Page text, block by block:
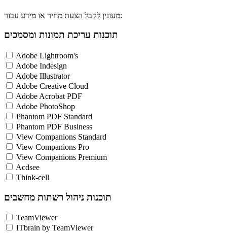
מעונין לקבל הצעת מחיר או מידע עבור:
תוכנות עריכת תמונות ומסמכים
Adobe Lightroom's
Adobe Indesign
Adobe Illustrator
Adobe Creative Cloud
Adobe Acrobat PDF
Adobe PhotoShop
Phantom PDF Standard
Phantom PDF Business
View Companions Standard
View Companions Pro
View Companions Premium
Acdsee
Think-cell
תוכנות ניהול רשתות מחשבים
TeamViewer
ITbrain by TeamViewer